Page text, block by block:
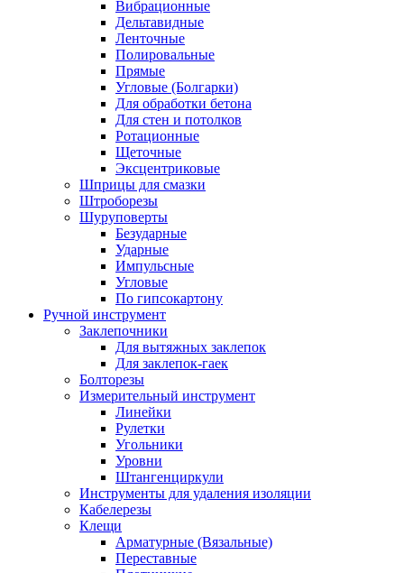
Вибрационные
Дельтавидные
Ленточные
Полировальные
Прямые
Угловые (Болгарки)
Для обработки бетона
Для стен и потолков
Ротационные
Щеточные
Эксцентриковые
Шприцы для смазки
Штроборезы
Шуруповерты
Безударные
Ударные
Импульсные
Угловые
По гипсокартону
Ручной инструмент
Заклепочники
Для вытяжных заклепок
Для заклепок-гаек
Болторезы
Измерительный инструмент
Линейки
Рулетки
Угольники
Уровни
Штангенциркули
Инструменты для удаления изоляции
Кабелерезы
Клещи
Арматурные (Вязальные)
Переставные